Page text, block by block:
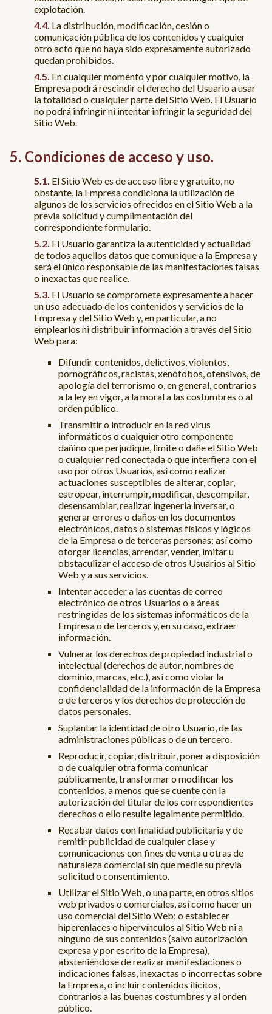
explotación.
La distribución, modificación, cesión o
comunicación pública de los contenidos y cualquier
otro acto que no haya sido expresamente autorizado
quedan prohibidos.
En cualquier momento y por cualquier motivo, la
Empresa podrá rescindir el derecho del Usuario a usar
la totalidad o cualquier parte del Sitio Web. El Usuario
no podrá infringir ni intentar infringir la seguridad del
Sitio Web.
Condiciones de acceso y uso.
El Sitio Web es de acceso libre y gratuito, no
obstante, la Empresa condiciona la utilización de
algunos de los servicios ofrecidos en el Sitio Web a la
previa solicitud y cumplimentación del
correspondiente formulario.
El Usuario garantiza la autenticidad y actualidad
de todos aquellos datos que comunique a la Empresa y
será el único responsable de las manifestaciones falsas
o inexactas que realice.
El Usuario se compromete expresamente a hacer
un uso adecuado de los contenidos y servicios de la
Empresa y del Sitio Web y, en particular, a no
emplearlos ni distribuir información a través del Sitio
Web para:
Difundir contenidos, delictivos, violentos,
pornográficos, racistas, xenófobos, ofensivos, de
apología del terrorismo o, en general, contrarios
a la ley en vigor, a la moral a las costumbres o al
orden público.
Transmitir o introducir en la red virus
informáticos o cualquier otro componente
dañino que perjudique, limite o dañe el Sitio Web
o cualquier red conectada o que interfiera con el
uso por otros Usuarios, así como realizar
actuaciones susceptibles de alterar, copiar,
estropear, interrumpir, modificar, descompilar,
desensamblar, realizar ingeneria inversar, o
generar errores o daños en los documentos
electrónicos, datos o sistemas físicos y lógicos
de la Empresa o de terceras personas; así como
otorgar licencias, arrendar, vender, imitar u
obstaculizar el acceso de otros Usuarios al Sitio
Web y a sus servicios.
Intentar acceder a las cuentas de correo
electrónico de otros Usuarios o a áreas
restringidas de los sistemas informáticos de la
Empresa o de terceros y, en su caso, extraer
información.
Vulnerar los derechos de propiedad industrial o
intelectual (derechos de autor, nombres de
dominio, marcas, etc.), así como violar la
confidencialidad de la información de la Empresa
o de terceros y los derechos de protección de
datos personales.
Suplantar la identidad de otro Usuario, de las
administraciones públicas o de un tercero.
Reproducir, copiar, distribuir, poner a disposición
o de cualquier otra forma comunicar
públicamente, transformar o modificar los
contenidos, a menos que se cuente con la
autorización del titular de los correspondientes
derechos o ello resulte legalmente permitido.
Recabar datos con finalidad publicitaria y de
remitir publicidad de cualquier clase y
comunicaciones con fines de venta u otras de
naturaleza comercial sin que medie su previa
solicitud o consentimiento.
Utilizar el Sitio Web, o una parte, en otros sitios
web privados o comerciales, así como hacer un
uso comercial del Sitio Web; o establecer
hiperenlaces o hipervínculos al Sitio Web ni a
ninguno de sus contenidos (salvo autorización
expresa y por escrito de la Empresa),
absteniéndose de realizar manifestaciones o
indicaciones falsas, inexactas o incorrectas sobre
la Empresa, o incluir contenidos ilícitos,
contrarios a las buenas costumbres y al orden
público.